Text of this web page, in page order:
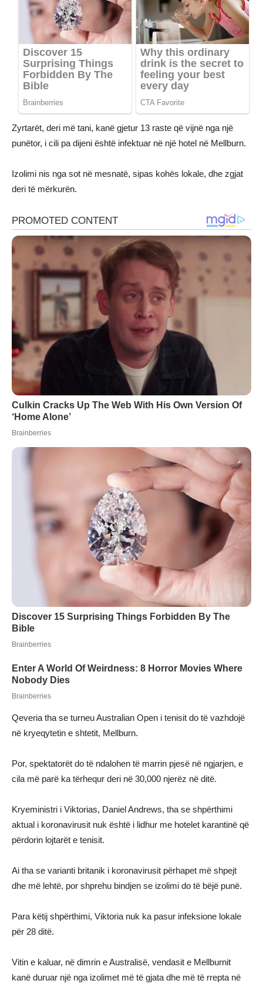
Zyrtarët, deri më tani, kanë gjetur 13 raste që vijnë nga një
punëtor, i cili pa dijeni është infektuar në një hotel në Mellburn.
Izolimi nis nga sot në mesnatë, sipas kohës lokale, dhe zgjat
deri të mërkurën.
Qeveria tha se turneu Australian Open i tenisit do të vazhdojë
në kryeqytetin e shtetit, Mellburn.
Por, spektatorët do të ndalohen të marrin pjesë në ngjarjen, e
cila më parë ka tërhequr deri në 30,000 njerëz në ditë.
Kryeministri i Viktorias, Daniel Andrews, tha se shpërthimi
aktual i koronavirusit nuk është i lidhur me hotelet karantinë që
përdorin lojtarët e tenisit.
Ai tha se varianti britanik i koronavirusit përhapet më shpejt
dhe më lehtë, por shprehu bindjen se izolimi do të bëjë punë.
Para këtij shpërthimi, Viktoria nuk ka pasur infeksione lokale
për 28 ditë.
Vitin e kaluar, në dimrin e Australisë, vendasit e Mellburnit
kanë duruar një nga izolimet më të gjata dhe më të rrepta në